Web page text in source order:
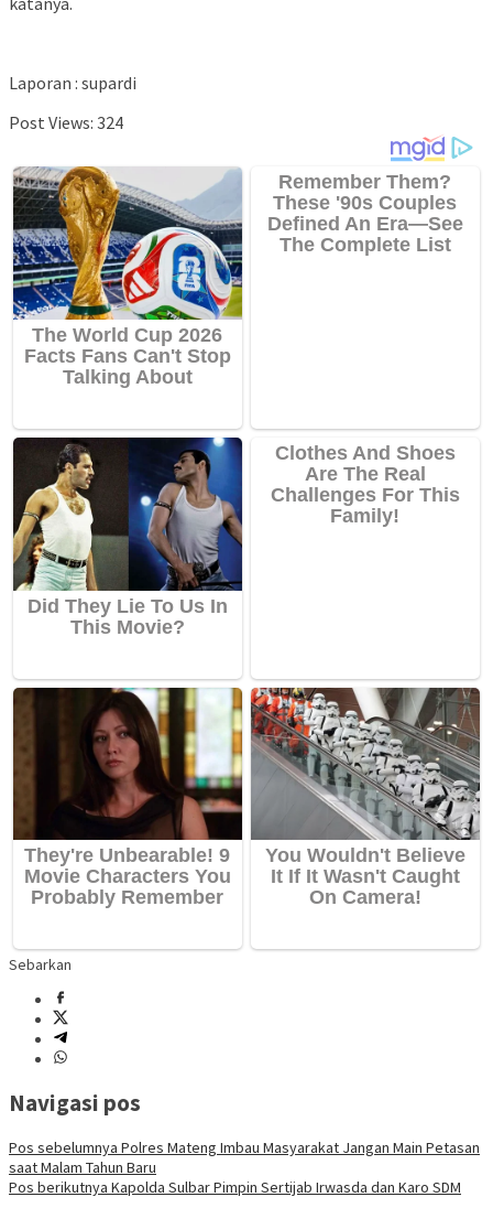
Laporan : supardi
Post Views: 324
Sebarkan
Navigasi pos
Pos sebelumnya Polres Mateng Imbau Masyarakat Jangan Main Petasan
saat Malam Tahun Baru
Pos berikutnya Kapolda Sulbar Pimpin Sertijab Irwasda dan Karo SDM